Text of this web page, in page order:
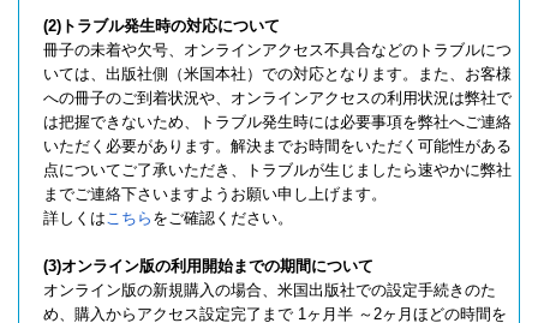
(2)トラブル発生時の対応について
冊子の未着や欠号、オンラインアクセス不具合などのトラブルにつ
いては、出版社側（米国本社）での対応となります。また、お客様
への冊子のご到着状況や、オンラインアクセスの利用状況は弊社で
は把握できないため、トラブル発生時には必要事項を弊社へご連絡
いただく必要があります。解決までお時間をいただく可能性がある
点についてご了承いただき、トラブルが生じましたら速やかに弊社
までご連絡下さいますようお願い申し上げます。
詳しくはこちら をご確認ください。
(3)オンライン版の利用開始までの期間について
オンライン版の新規購入の場合、米国出版社での設定手続きのた
め、購入からアクセス設定完了まで 1ヶ月半 ～2ヶ月ほどの時間を